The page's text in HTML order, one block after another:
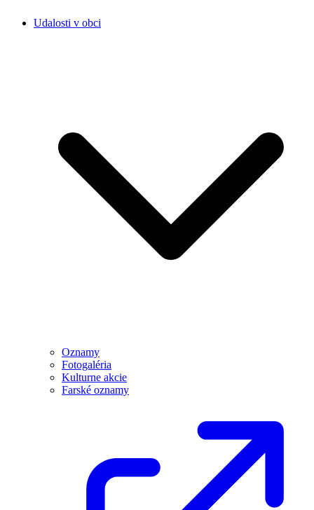
Udalosti v obci
Oznamy
Fotogaléria
Kulturne akcie
Farské oznamy